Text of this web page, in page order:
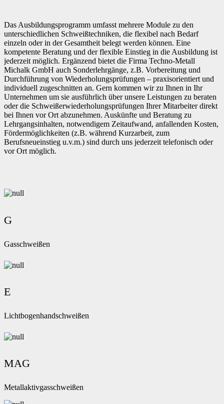
Das Ausbildungsprogramm umfasst mehrere Module zu den
unterschiedlichen Schweißtechniken, die flexibel nach Bedarf
einzeln oder in der Gesamtheit belegt werden können. Eine
kompetente Beratung und der flexible Einstieg in die Ausbildung ist
jederzeit möglich. Ergänzend bietet die Firma Techno-Metall
Michalk GmbH auch Sonderlehrgänge, z.B. Vorbereitung und
Durchführung von Wiederholungsprüfungen – praxisorientiert und
individuell zugeschnitten an. Gern kommen wir zu Ihnen in Ihr
Unternehmen um sie ausführlich über unsere Leistungen zu beraten
oder die Schweißerwiederholungsprüfungen Ihrer Mitarbeiter direkt
bei Ihnen vor Ort abzunehmen. Auskünfte und Beratung zu
Lehrgangsinhalten, notwendigem Zeitaufwand, anfallenden Kosten,
Fördermöglichkeiten (z.B. während Kurzarbeit, zum
Berufsneueinstieg u.v.m.) sind durch uns jederzeit telefonisch oder
vor Ort möglich.
G
Gasschweißen
E
Lichtbogenhandschweißen
MAG
Metallaktivgasschweißen